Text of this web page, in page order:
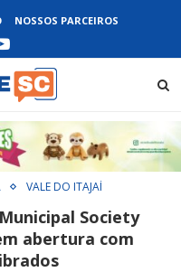
NOSSOS PARCEIROS
VALE DO ITAJAÍ
Society
abertura com